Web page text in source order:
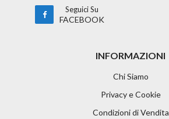
Seguici Su
FACEBOOK
INFORMAZIONI
Chi Siamo
Privacy e Cookie
Condizioni di Vendita